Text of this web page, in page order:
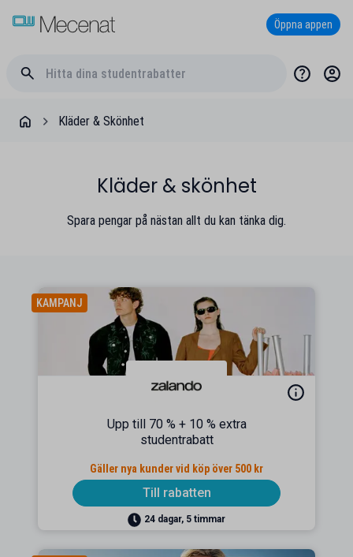
Öppna appen
Kläder & Skönhet
Kläder & skönhet
Spara pengar på nästan allt du kan tänka dig.
KAMPANJ
Upp till 70 % + 10 % extra
studentrabatt
Gäller nya kunder vid köp över 500 kr
Till rabatten
24 dagar, 5 timmar